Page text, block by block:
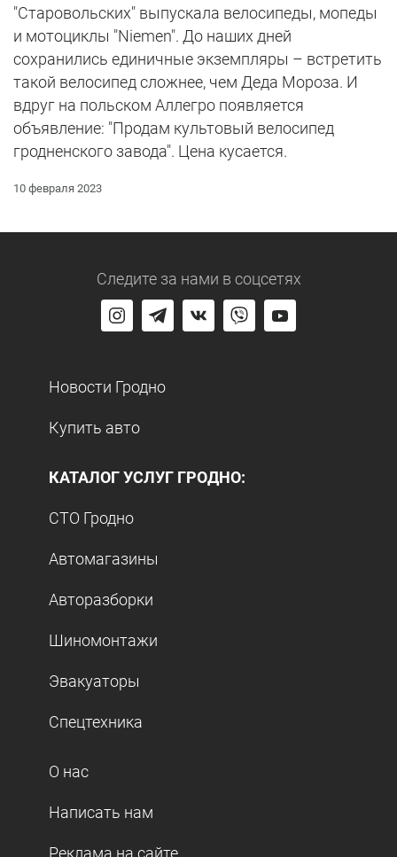
"Старовольских" выпускала велосипеды, мопеды
и мотоциклы "Niemen". До наших дней
сохранились единичные экземпляры – встретить
такой велосипед сложнее, чем Деда Мороза. И
вдруг на польском Аллегро появляется
объявление: "Продам культовый велосипед
гродненского завода". Цена кусается.
10 февраля 2023
Следите за нами в соцсетях
Новости Гродно
Купить авто
КАТАЛОГ УСЛУГ ГРОДНО:
СТО Гродно
Автомагазины
Авторазборки
Шиномонтажи
Эвакуаторы
Спецтехника
О нас
Написать нам
Реклама на сайте